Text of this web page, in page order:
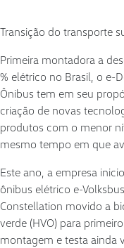
Transição do transporte
Primeira montadora a
% elétrico no Brasil, o e-
Ônibus tem em seu
criação de novas
produtos com o menor
mesmo tempo em que
Este ano, a empresa
ônibus elétrico e-
Constellation movido a
verde (HVO) para
montagem e testa ainda